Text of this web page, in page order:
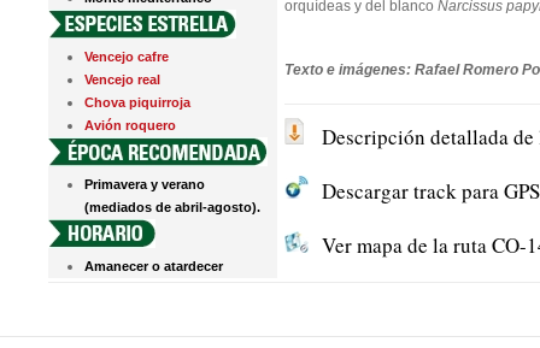
Vencejo cafre
Vencejo real
Chova piquirroja
Avión roquero
Primavera y verano
(mediados de abril-agosto).
Amanecer o atardecer
orquídeas y del blanco Narcissus
Texto e imágenes: Rafael Romero
Descripción detallada
Descargar track para
Ver mapa de la ruta CO-